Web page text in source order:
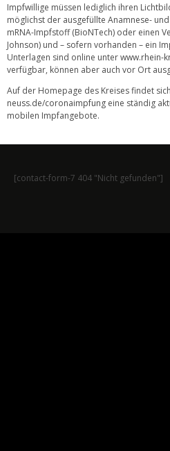
Impfwillige müssen lediglich ihren
möglichst der ausgefüllte Anamnese-
mRNA-Impfstoff (BioNTech) oder einen
Johnson) und – sofern vorhanden – ein
Unterlagen sind online unterwww.rhein-
verfügbar, können aber auch vor Ort
Auf der Homepage des Kreises findet
neuss.de/coronaimpfung eine ständig
mobilen Impfangebote.
[contact-form-7 404 "Nicht gefunden"]